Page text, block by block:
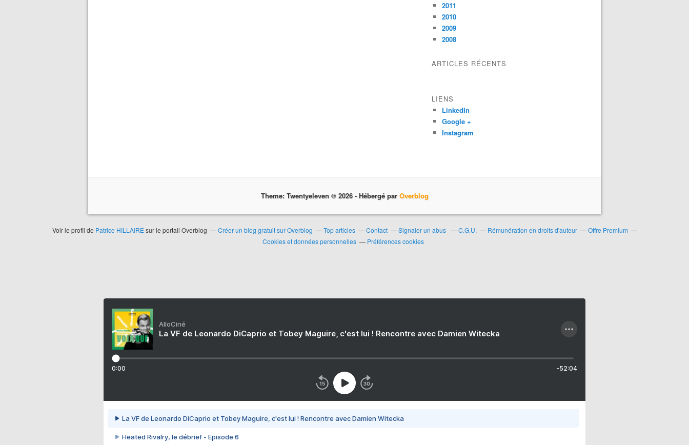
2011
2010
2009
2008
ARTICLES RÉCENTS
LIENS
LinkedIn
Google +
Instagram
Theme: Twentyeleven © 2026 - Hébergé par Overblog
Voir le profil de Patrice HILLAIREsur le portail Overblog Créer un blog gratuit sur Overblog Top articles Contact Signaler un abus C.G.U. Rémunération en droits d'auteur
Offre Premium
Cookies et données personnelles
Préférences cookies
AlloCiné
La VF de Leonardo DiCaprio et Tobey Maguire, c'est lui ! Rencontre avec Damien Witecka
0:00 -52:04
La VF de Leonardo DiCaprio et Tobey Maguire, c'est lui ! Rencontre avec Damien Witecka
Heated Rivalry, le débrief - Episode 6